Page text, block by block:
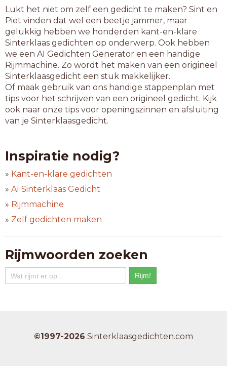
herverkiezen
hoornvliezen
huuradviezen
kapotvriezen
koopadviezen
mattenbiezen
reisadviezen
reisdeviezen
scheurkiezen
slijmvliezen
stemadviezen
taaladviezen
vezelvliezen
13-letterwoorden
boekverliezen
dieetadviezen
gehoorvliezen
geldverliezen
kleuradviezen
partij kiezen
schaalvliezen
theeserviezen
beursverliezen
Lukt het niet om zelf een gedicht te maken? Sint en
Piet vinden dat wel een beetje jammer, maar
gelukkig hebben we honderden kant-en-klare
Sinterklaas gedichten op onderwerp. Ook hebben
we een AI Gedichten Generator en een handige
Rijmmachine. Zo wordt het maken van een origineel
Sinterklaasgedicht een stuk makkelijker.
Of maak gebruik van ons handige stappenplan met
tips voor het schrijven van een origineel gedicht. Kijk
ook naar onze tips voor openingszinnen en afsluiting
van je Sinterklaasgedicht.
Inspiratie nodig?
» Kant-en-klare gedichten
» AI Sinterklaas Gedicht
» Rijmmachine
» Zelf gedichten maken
Rijmwoorden zoeken
©1997-2026 Sinterklaasgedichten.com